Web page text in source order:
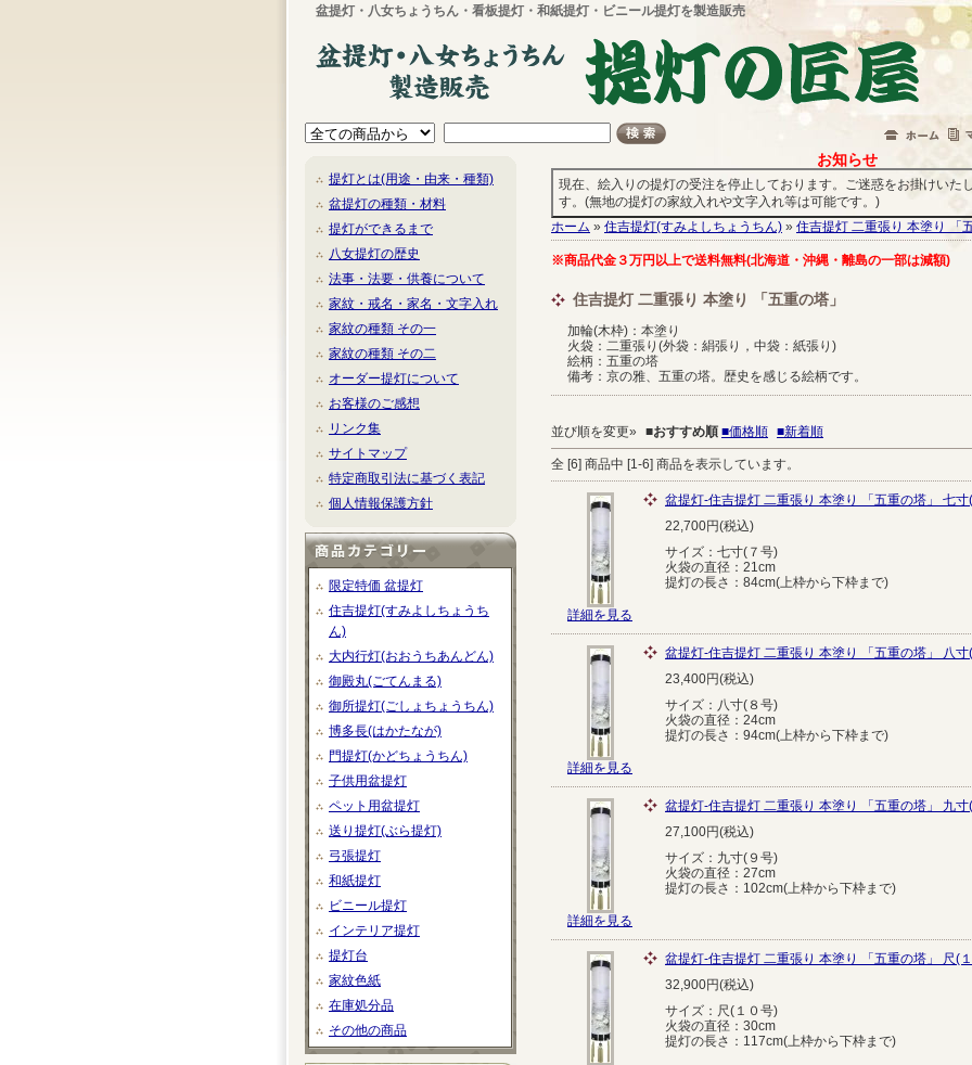
盆提灯・八女ちょうちん・看板提灯・和紙提灯・ビニール提灯を製造販売
提灯とは(用途・由来・種類)
盆提灯の種類・材料
提灯ができるまで
八女提灯の歴史
法事・法要・供養について
家紋・戒名・家名・文字入れ
家紋の種類 その一
家紋の種類 その二
オーダー提灯について
お客様のご感想
リンク集
サイトマップ
特定商取引法に基づく表記
個人情報保護方針
限定特価 盆提灯
住吉提灯(すみよしちょうち
ん)
大内行灯(おおうちあんどん)
御殿丸(ごてんまる)
御所提灯(ごしょちょうちん)
博多長(はかたなが)
門提灯(かどちょうちん)
子供用盆提灯
ペット用盆提灯
送り提灯(ぶら提灯)
弓張提灯
和紙提灯
ビニール提灯
インテリア提灯
提灯台
家紋色紙
在庫処分品
その他の商品
お知らせ
現在、絵入りの提灯の受注を停止しております。ご迷惑をお掛けいた
す。(無地の提灯の家紋入れや文字入れ等は可能です。)
ホーム » 住吉提灯(すみよしちょうちん) » 住吉提灯 二重張り 本塗り 「
※商品代金３万円以上で送料無料(北海道・沖縄・離島の一部は減額)
住吉提灯 二重張り 本塗り 「五重の塔」
加輪(木枠)：本塗り
火袋：二重張り(外袋：絹張り，中袋：紙張り)
絵柄：五重の塔
備考：京の雅、五重の塔。歴史を感じる絵柄です。
並び順を変更» ■おすすめ順 ■価格順 ■新着順
全 [6] 商品中 [1-6] 商品を表示しています。
詳細を見る
盆提灯-住吉提灯 二重張り 本塗り 「五重の塔」 七寸
22,700円(税込)
サイズ：七寸(７号)
火袋の直径：21cm
提灯の長さ：84cm(上枠から下枠まで)
詳細を見る
盆提灯-住吉提灯 二重張り 本塗り 「五重の塔」 八寸
23,400円(税込)
サイズ：八寸(８号)
火袋の直径：24cm
提灯の長さ：94cm(上枠から下枠まで)
詳細を見る
盆提灯-住吉提灯 二重張り 本塗り 「五重の塔」 九寸
27,100円(税込)
サイズ：九寸(９号)
火袋の直径：27cm
提灯の長さ：102cm(上枠から下枠まで)
盆提灯-住吉提灯 二重張り 本塗り 「五重の塔」 尺(
32,900円(税込)
サイズ：尺(１０号)
火袋の直径：30cm
提灯の長さ：117cm(上枠から下枠まで)